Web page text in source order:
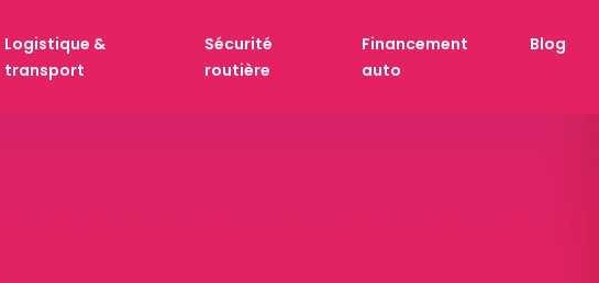
Logistique &
transport
Sécurité
routière
Financement
auto
Blog